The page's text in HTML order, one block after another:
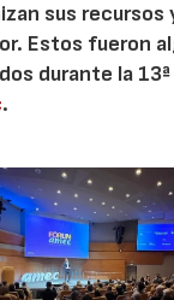
sus recursos
Estos fueron
durante la
.